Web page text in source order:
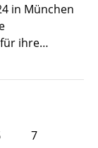
in München
für ihre…
7